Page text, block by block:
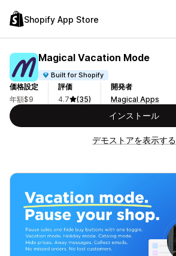
Shopify App Store
Magical Vacation Mode
Built for Shopify
価格設定
年額$9
評価
4.7
(35)
開発者
Magical Apps
インストール
デモストアを表示する